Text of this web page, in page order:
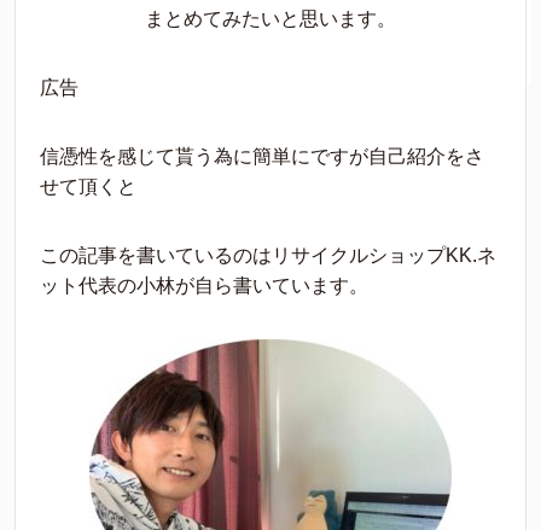
まとめてみたいと思います。
広告
信憑性を感じて貰う為に簡単にですが自己紹介をさ
せて頂くと
この記事を書いているのはリサイクルショップKK.ネ
ット代表の小林が自ら書いています。